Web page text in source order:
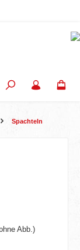
Spachteln